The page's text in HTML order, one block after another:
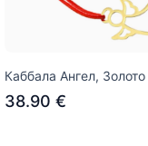
Каббала Ангел, Золото
38.90 €